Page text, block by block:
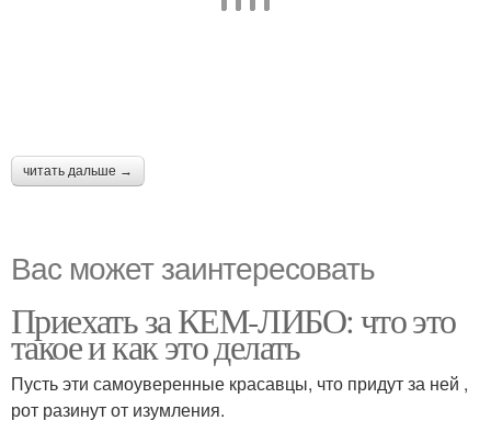
читать дальше →
Вас может заинтересовать
Приехать за КЕМ-ЛИБО: что это
такое и как это делать
Пусть эти самоуверенные красавцы, что придут за ней ,
рот разинут от изумления.